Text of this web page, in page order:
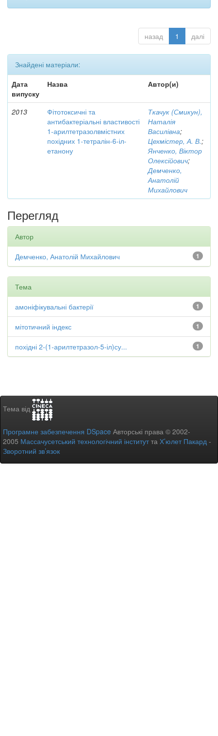
назад 1 далі
Знайдені матеріали:
Дата
випуску
Назва Автор(и)
2013
Фітотоксичні та
антибактеріальні властивості
1-арилтетразолвмістних
похідних 1-тетралін-6-іл-
етанону
Ткачук (Смикун),
Наталія
Василівна;
Цехмістер, А. В.;
Янченко, Віктор
Олексійович;
Демченко,
Анатолій
Михайлович
Перегляд
Автор
1
Демченко, Анатолій Михайлович
Тема
1
амоніфікувальні бактерії
1
мітотичний індекс
1
похідні 2-(1-арилтетразол-5-іл)су...
Тема від
Програмне забезпечення DSpace Авторські права © 2002-
2005 Массачусетський технологічний інститутта Х’юлет Пакард -
Зворотний зв’язок